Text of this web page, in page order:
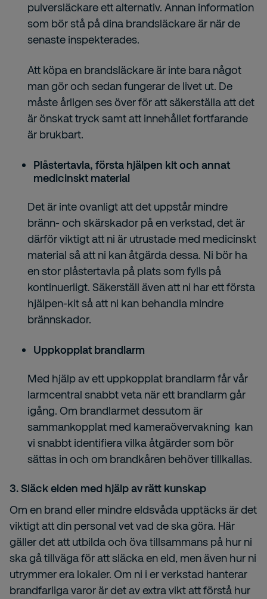
pulversläckare ett alternativ. Annan information
som bör stå på dina brandsläckare är när de
senaste inspekterades.
Att köpa en brandsläckare är inte bara något
man gör och sedan fungerar de livet ut. De
måste årligen ses över för att säkerställa att det
är önskat tryck samt att innehållet fortfarande
är brukbart.
Plåstertavla, första hjälpen kit och annat
medicinskt material
Det är inte ovanligt att det uppstår mindre
bränn- och skärskador på en verkstad, det är
därför viktigt att ni är utrustade med medicinskt
material så att ni kan åtgärda dessa. Ni bör ha
en stor plåstertavla på plats som fylls på
kontinuerligt. Säkerställ även att ni har ett första
hjälpen-kit så att ni kan behandla mindre
brännskador.
Uppkopplat brandlarm
Med hjälp av ett uppkopplat brandlarm får vår
larmcentral snabbt veta när ett brandlarm går
igång. Om brandlarmet dessutom är
sammankopplat med kameraövervakning kan
vi snabbt identifiera vilka åtgärder som bör
sättas in och om brandkåren behöver tillkallas.
3. Släck elden med hjälp av rätt kunskap
Om en brand eller mindre eldsvåda upptäcks är det
viktigt att din personal vet vad de ska göra. Här
gäller det att utbilda och öva tillsammans på hur ni
ska gå tillväga för att släcka en eld, men även hur ni
utrymmer era lokaler. Om ni i er verkstad hanterar
brandfarliga varor är det av extra vikt att förstå hur